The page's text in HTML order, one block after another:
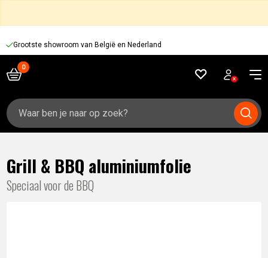
Grootste showroom van België en Nederland
Zoeken
naar:
Grill & BBQ aluminiumfolie
Speciaal voor de BBQ